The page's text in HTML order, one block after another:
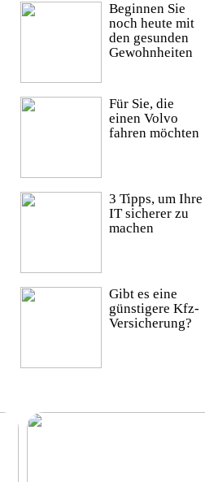
Beginnen Sie
noch heute mit
den gesunden
Gewohnheiten
Für Sie, die
einen Volvo
fahren möchten
3 Tipps, um Ihre
IT sicherer zu
machen
Gibt es eine
günstigere Kfz-
Versicherung?